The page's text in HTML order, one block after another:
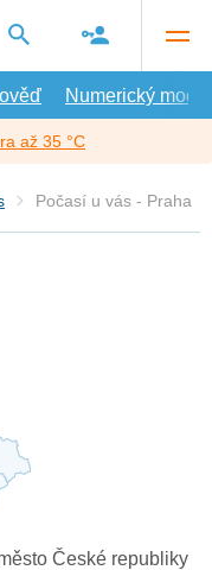
Numerický model
až 35 °C
Počasí u vás - Praha
České republiky